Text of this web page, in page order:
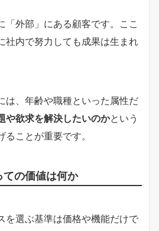
「外部」にある顧客です。ここ
社内で努力しても成果は生まれ
は、年齢や職種といった属性だ
や欲求を解決したいのかという
ことが重要です。
の価値は何か
を選ぶ基準は価格や機能だけで